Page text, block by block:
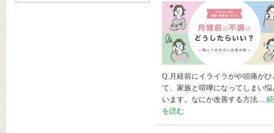
Q.月経前にイライラがや頭痛がひ
て、家族と喧嘩になってしまい悩
います。なにか改善する方法…
を読む